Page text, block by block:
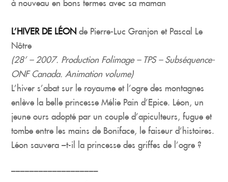
à nouveau en bons termes avec sa maman
L’HIVER DE LÉONde Pierre-Luc Granjon et Pascal Le
Nôtre
(28’ – 2007. Production Folimage – TPS – Subséquence-
ONF Canada. Animation volume)
L’hiver s’abat sur le royaume et l’ogre des montagnes
enlève la belle princesse Mélie Pain d’Epice. Léon, un
jeune ours adopté par un couple d’apiculteurs, fugue et
tombe entre les mains de Boniface, le faiseur d’histoires.
Léon sauvera –t-il la princesse des griffes de l’ogre ?